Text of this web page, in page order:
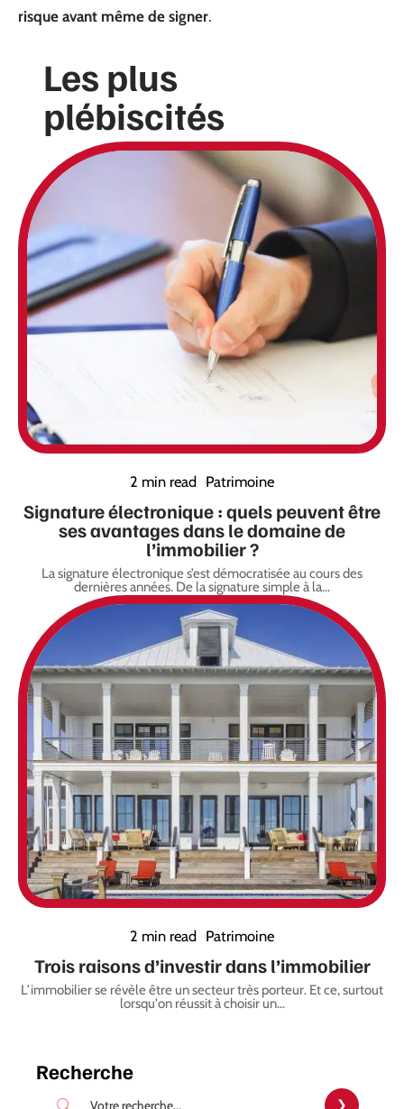
risque avant même de signer.
Les plus
plébiscités
2 min read Patrimoine
Signature électronique : quels peuvent être
ses avantages dans le domaine de
l’immobilier ?
La signature électronique s’est démocratisée au cours des
dernières années. De la signature simple à la…
2 min read Patrimoine
Trois raisons d’investir dans l’immobilier
L’immobilier se révèle être un secteur très porteur. Et ce, surtout
lorsqu'on réussit à choisir un…
Recherche